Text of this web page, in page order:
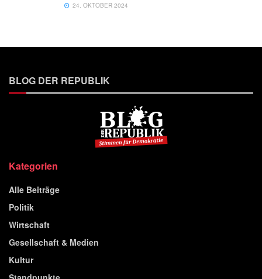
24. OKTOBER 2024
BLOG DER REPUBLIK
Kategorien
Alle Beiträge
Politik
Wirtschaft
Gesellschaft & Medien
Kultur